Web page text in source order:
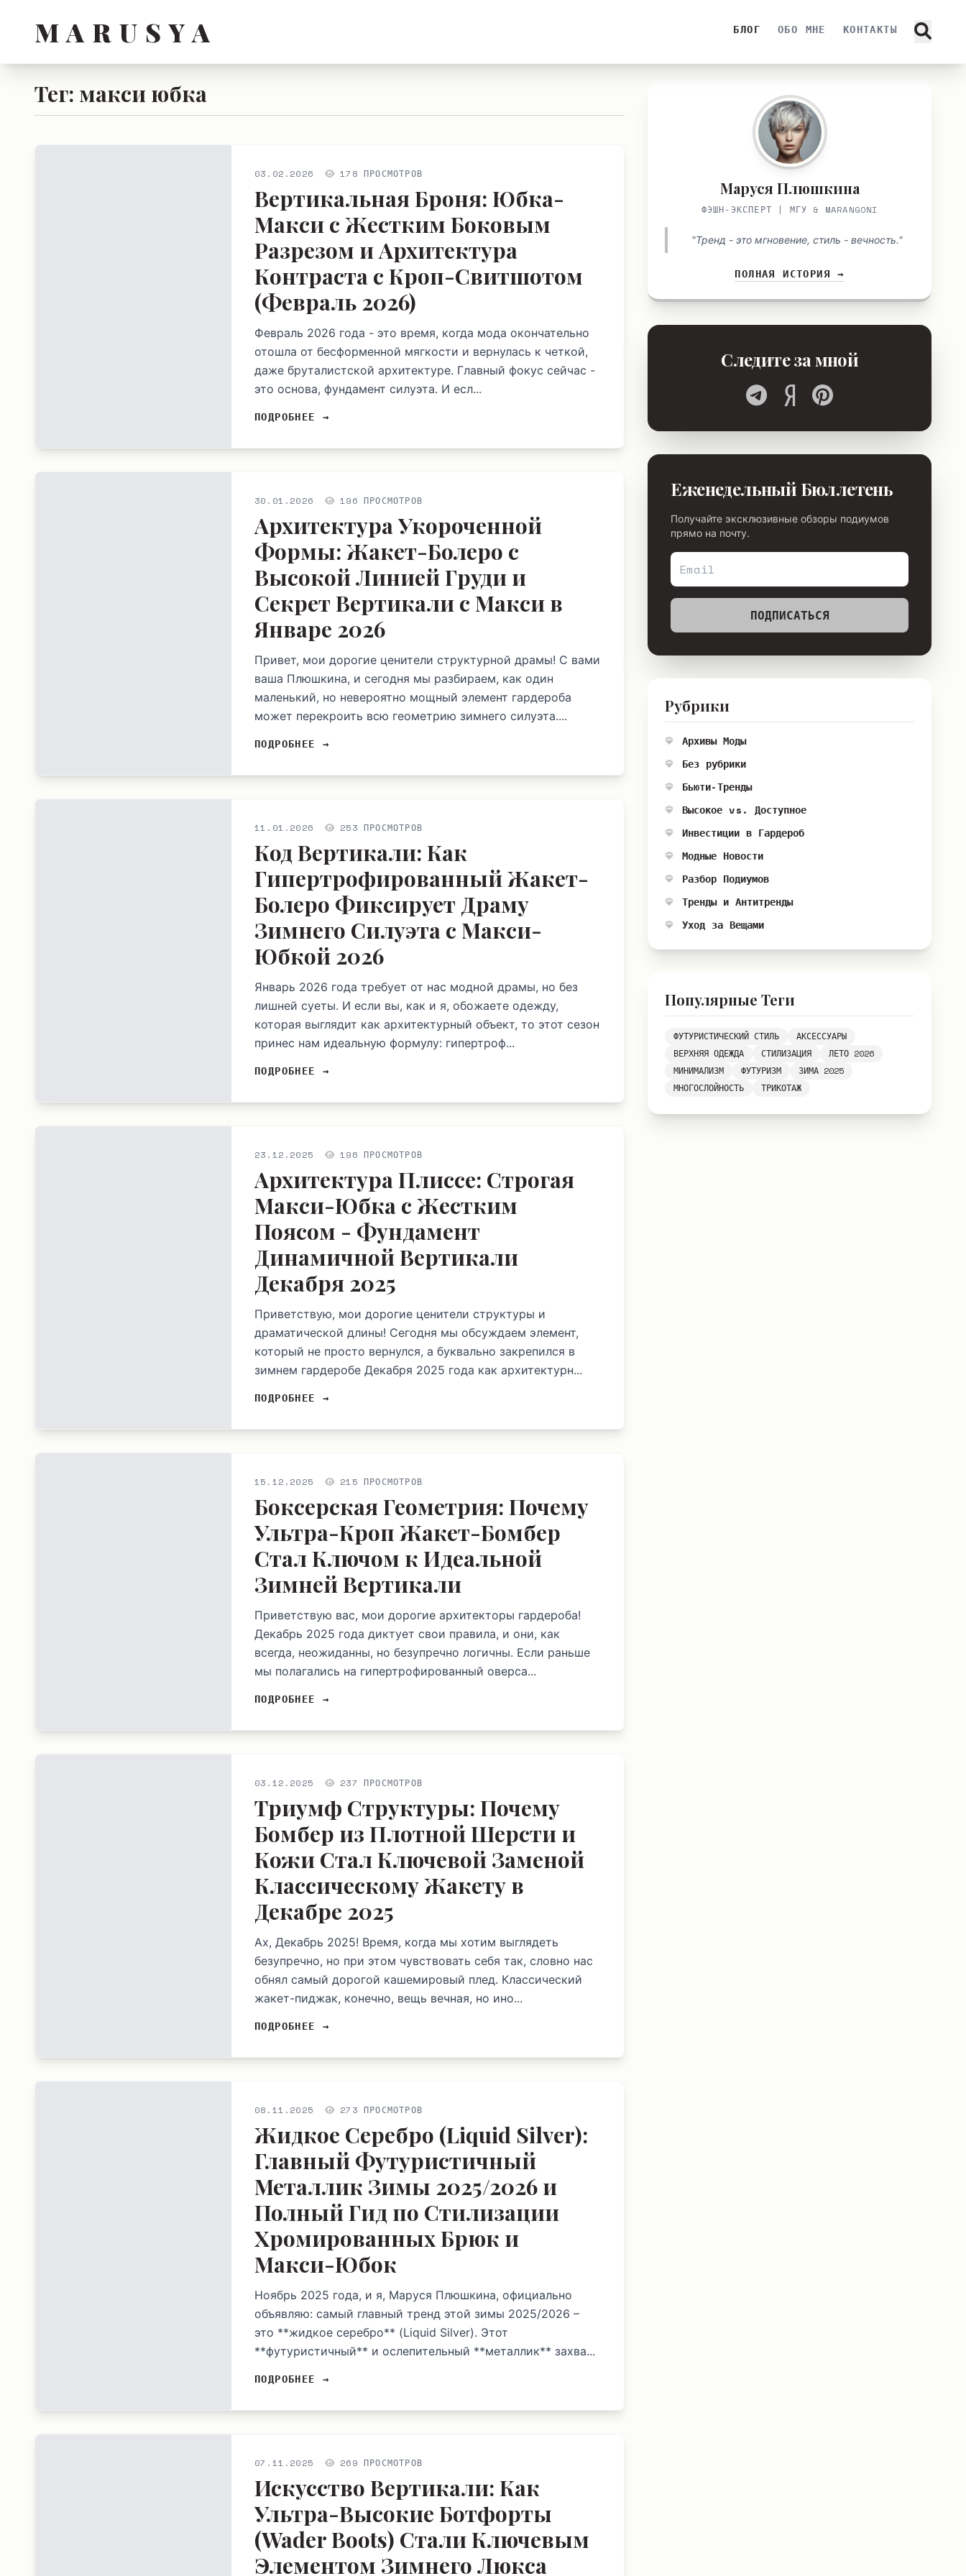
M A R U S Y A БЛОГ ОБО МНЕ КОНТАКТЫ
Тег: макси юбка
03.02.2026 178 ПРОСМОТРОВ
Вертикальная Броня: Юбка-
Макси с Жестким Боковым
Разрезом и Архитектура
Контраста с Кроп-Свитшотом
(Февраль 2026)
Февраль 2026 года - это время, когда мода окончательно
отошла от бесформенной мягкости и вернулась к четкой,
даже бруталистской архитектуре. Главный фокус сейчас -
это основа, фундамент силуэта. И есл...
ПОДРОБНЕЕ →
30.01.2026 196 ПРОСМОТРОВ
Архитектура Укороченной
Формы: Жакет-Болеро с
Высокой Линией Груди и
Секрет Вертикали с Макси в
Январе 2026
Привет, мои дорогие ценители структурной драмы! С вами
ваша Плюшкина, и сегодня мы разбираем, как один
маленький, но невероятно мощный элемент гардероба
может перекроить всю геометрию зимнего силуэта....
ПОДРОБНЕЕ →
11.01.2026 253 ПРОСМОТРОВ
Код Вертикали: Как
Гипертрофированный Жакет-
Болеро Фиксирует Драму
Зимнего Силуэта с Макси-
Юбкой 2026
Январь 2026 года требует от нас модной драмы, но без
лишней суеты. И если вы, как и я, обожаете одежду,
которая выглядит как архитектурный объект, то этот сезон
принес нам идеальную формулу: гипертроф...
ПОДРОБНЕЕ →
23.12.2025 196 ПРОСМОТРОВ
Архитектура Плиссе: Строгая
Макси-Юбка с Жестким
Поясом - Фундамент
Динамичной Вертикали
Декабря 2025
Приветствую, мои дорогие ценители структуры и
драматической длины! Сегодня мы обсуждаем элемент,
который не просто вернулся, а буквально закрепился в
зимнем гардеробе Декабря 2025 года как архитектурн...
ПОДРОБНЕЕ →
15.12.2025 215 ПРОСМОТРОВ
Боксерская Геометрия: Почему
Ультра-Кроп Жакет-Бомбер
Стал Ключом к Идеальной
Зимней Вертикали
Приветствую вас, мои дорогие архитекторы гардероба!
Декабрь 2025 года диктует свои правила, и они, как
всегда, неожиданны, но безупречно логичны. Если раньше
мы полагались на гипертрофированный оверса...
ПОДРОБНЕЕ →
03.12.2025 237 ПРОСМОТРОВ
Триумф Структуры: Почему
Бомбер из Плотной Шерсти и
Кожи Стал Ключевой Заменой
Классическому Жакету в
Декабре 2025
Ах, Декабрь 2025! Время, когда мы хотим выглядеть
безупречно, но при этом чувствовать себя так, словно нас
обнял самый дорогой кашемировый плед. Классический
жакет-пиджак, конечно, вещь вечная, но ино...
ПОДРОБНЕЕ →
08.11.2025 273 ПРОСМОТРОВ
Жидкое Серебро (Liquid Silver):
Главный Футуристичный
Металлик Зимы 2025/2026 и
Полный Гид по Стилизации
Хромированных Брюк и
Макси-Юбок
Ноябрь 2025 года, и я, Маруся Плюшкина, официально
объявляю: самый главный тренд этой зимы 2025/2026 –
это **жидкое серебро** (Liquid Silver). Этот
**футуристичный** и ослепительный **металлик** захва...
ПОДРОБНЕЕ →
07.11.2025 269 ПРОСМОТРОВ
Искусство Вертикали: Как
Ультра-Высокие Ботфорты
(Wader Boots) Стали Ключевым
Элементом Зимнего Люкса
Маруся Плюшкина
ФЭШН-ЭКСПЕРТ | МГУ & MARANGONI
"Тренд - это мгновение, стиль - вечность."
ПОЛНАЯ ИСТОРИЯ →
Следите за мной
Еженедельный Бюллетень
Получайте эксклюзивные обзоры подиумов
прямо на почту.
ПОДПИСАТЬСЯ
Рубрики
Архивы Моды
Без рубрики
Бьюти-Тренды
Высокое vs. Доступное
Инвестиции в Гардероб
Модные Новости
Разбор Подиумов
Тренды и Антитренды
Уход за Вещами
Популярные Теги
ФУТУРИСТИЧЕСКИЙ СТИЛЬ
АКСЕССУАРЫ
ВЕРХНЯЯ ОДЕЖДА
СТИЛИЗАЦИЯ
ЛЕТО 2026
МИНИМАЛИЗМ
ФУТУРИЗМ
ЗИМА 2025
МНОГОСЛОЙНОСТЬ
ТРИКОТАЖ